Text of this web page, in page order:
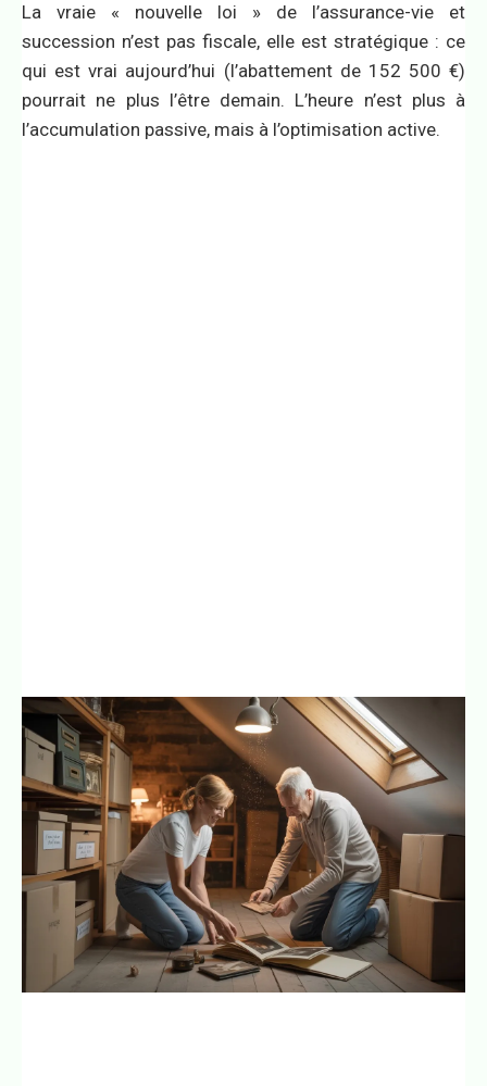
La vraie « nouvelle loi » de l’assurance-vie et
succession n’est pas fiscale, elle est stratégique : ce
qui est vrai aujourd’hui (l’abattement de 152 500 €)
pourrait ne plus l’être demain. L’heure n’est plus à
l’accumulation passive, mais à l’optimisation active.